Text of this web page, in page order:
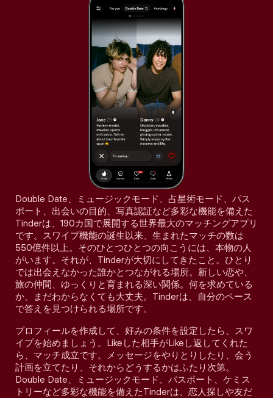
Double Date、ミュージックモード、占星術モード、パス
ポート、出会いの目的、写真認証など多彩な機能を備えた
Tinderは、190カ国で展開する世界最大のマッチングアプリ
です。スワイプ機能の誕生以来、生まれたマッチの数は
550億件以上。そのひとつひとつの向こうには、本物の人
がいます。それが、Tinderが大切にしてきたこと。ひとり
では出会えなかった誰かとつながれる場所。新しい恋や、
旅の仲間、ゆっくりと育まれる深い関係。何を求めている
か、まだわからなくても大丈夫。Tinderは、自分のペース
で答えを見つけられる場所です。
プロフィールを作成して、好みの条件を設定したら、スワ
イプを始めましょう。Likeした相手がLikeし返してくれた
ら、マッチ成立です。メッセージをやりとりしたり、会う
計画を立てたり、それからどうするかはふたり次第。
Double Date、ミュージックモード、パスポート、ケミス
トリーなど多彩な機能を備えたTinderは、恋人探しや友だ